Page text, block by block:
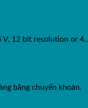
V, 12 bit resolution or
bằng chuyển khoản.